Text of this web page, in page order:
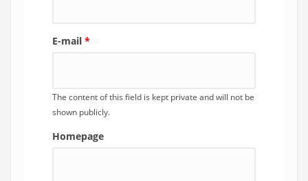
E-mail *
The content of this field is kept private and will not be
shown publicly.
Homepage